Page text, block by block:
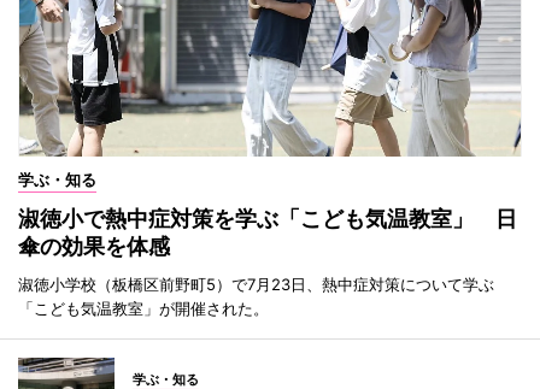
学ぶ・知る
淑徳小で熱中症対策を学ぶ「こども気温教室」 日
傘の効果を体感
淑徳小学校（板橋区前野町5）で7月23日、熱中症対策について学ぶ
「こども気温教室」が開催された。
学ぶ・知る